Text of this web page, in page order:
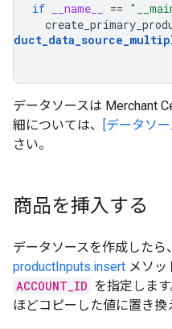
if __name__ ==
データソースは Merchant
細については、
[データソ
さい。
商品を挿入する
データソースを作成した
productInputs.insert メソッ
ACCOUNT_ID を指定します
ほどコピーした値に置き換